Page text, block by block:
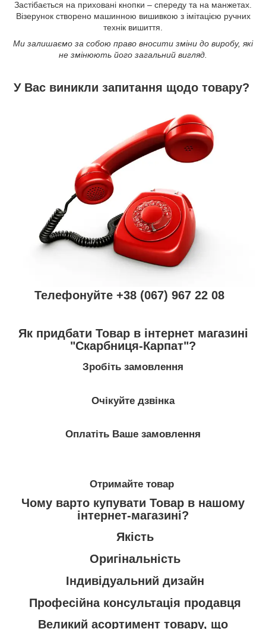
Застібається на приховані кнопки – спереду та на манжетах.
Візерунок створено машинною вишивкою з імітацією ручних
технік вишиття.
Ми залишаємо за собою право вносити зміни до виробу, які
не змінюють його загальний вигляд.
У Вас виникли запитання щодо товару?
Телефонуйте +38 (067) 967 22 08
Як придбати Товар в інтернет магазині
"Скарбниця-Карпат"?
Зробіть замовлення
Очікуйте дзвінка
Оплатіть Ваше замовлення
Отримайте товар
Чому варто купувати Товар в нашому
інтернет-магазині?
Якість
Оригінальність
Індивідуальний дизайн
Професійна консультація продавця
Великий асортимент товару, що